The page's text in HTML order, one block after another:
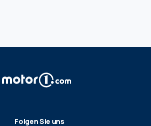
Folgen Sie uns